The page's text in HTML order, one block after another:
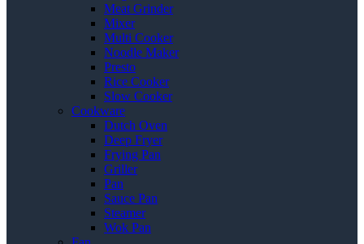
Meat Grinder
Mixer
Multi Cooker
Noodle Maker
Presto
Rice Cooker
Slow Cooker
Cookware
Dutch Oven
Deep Fryer
Frying Pan
Griller
Pan
Sauce Pan
Steamer
Wok Pan